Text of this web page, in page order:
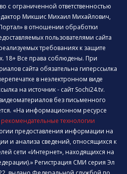
с ограниченной ответственностью
Микшис Михаил Михайлович,
в отношении обработки
пользователями сайта
требованиях к защите
18+ Все права соблюдены. При
сайта обязательна гиперссылка
в неэлектронном виде
на источник - сайт Sochi24.tv.
без письменного
«На информационном ресурсе
технологии
предоставления информации на
и анализа сведений, относящихся к
сети «Интернет», находящихся на
Регистрация СМИ серия Эл